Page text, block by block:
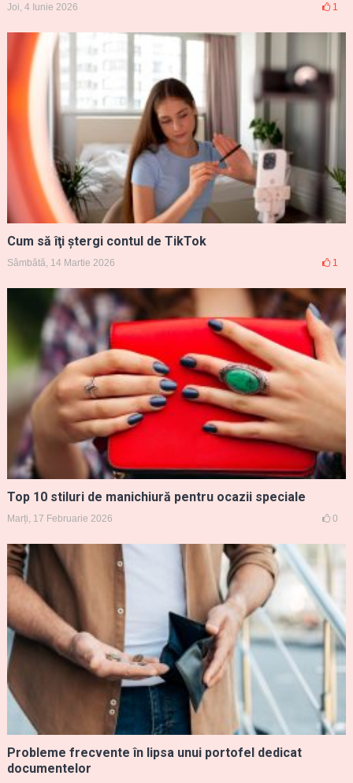
Joi, 4 Iunie 2026 1
Cum să îţi ştergi contul de TikTok
Sâmbătă, 14 Martie 2026 1
Top 10 stiluri de manichiură pentru ocazii speciale
Marți, 17 Februarie 2026 0
Probleme frecvente în lipsa unui portofel dedicat
documentelor